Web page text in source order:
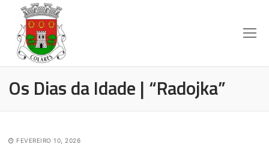
Os Dias da Idade | “Radojka”
FEVEREIRO 10, 2026